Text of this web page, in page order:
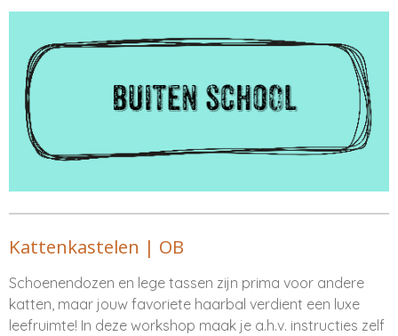
Kattenkastelen | OB
Schoenendozen en lege tassen zijn prima voor andere
katten, maar jouw favoriete haarbal verdient een luxe
leefruimte! In deze workshop maak je a.h.v. instructies zelf